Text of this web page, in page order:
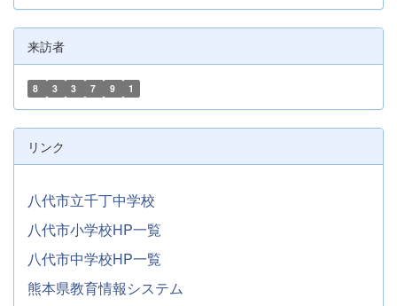
来訪者
8 3 3 7 9 1
リンク
八代市立千丁中学校
八代市小学校HP一覧
八代市中学校HP一覧
熊本県教育情報システム